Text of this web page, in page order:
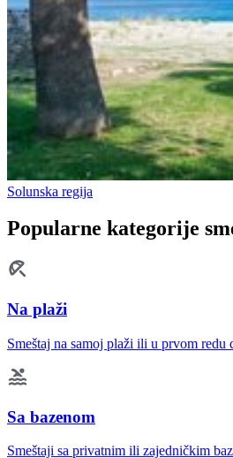
Solunska regija
Popularne kategorije
Na plaži
Smeštaj na samoj plaži ili u prvom redu
Sa bazenom
Smeštaji sa privatnim ili zajedničkim